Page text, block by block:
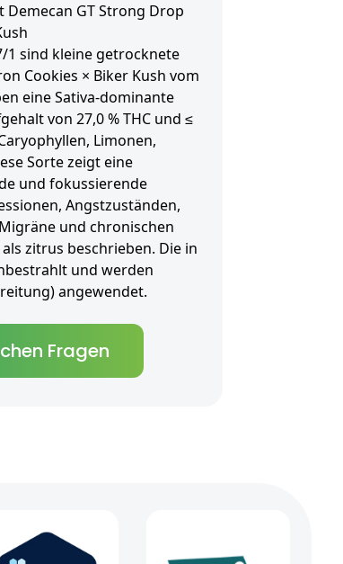
Demecan GT Strong Drop
1 sind kleine getrocknete
Cookies × Biker Kush vom
eine Sativa-dominante
von 27,0 % THC und ≤
Limonen,
Sorte zeigt eine
und fokussierende
Angstzuständen,
und chronischen
zitrus beschrieben. Die in
und werden
angewendet.
Fragen